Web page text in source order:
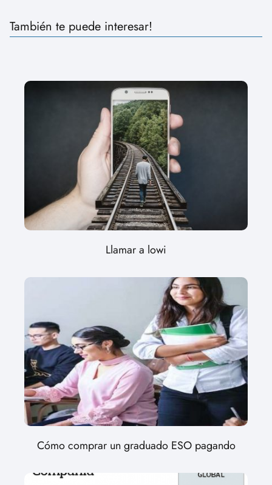
También te puede interesar!
Llamar a lowi
Cómo comprar un graduado ESO pagando